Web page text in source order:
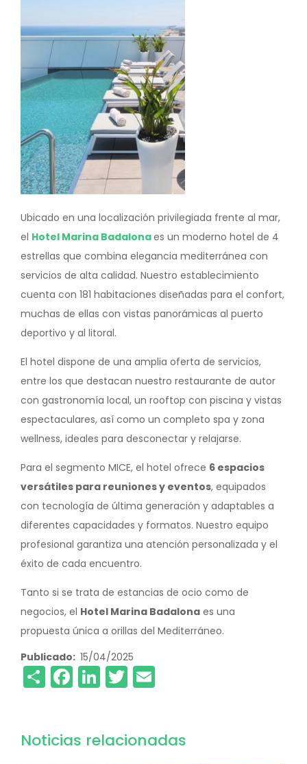
Ubicado en una localización privilegiada frente al mar,
el Hotel Marina Badalonaes un moderno hotel de 4
estrellas que combina elegancia mediterránea con
servicios de alta calidad. Nuestro establecimiento
cuenta con 181 habitaciones diseñadas para el confort,
muchas de ellas con vistas panorámicas al puerto
deportivo y al litoral.
El hotel dispone de una amplia oferta de servicios,
entre los que destacan nuestro restaurante de autor
con gastronomía local, un rooftop con piscina y vistas
espectaculares, así como un completo spa y zona
wellness, ideales para desconectar y relajarse.
Para el segmento MICE, el hotel ofrece 6 espacios
versátiles para reuniones y eventos, equipados
con tecnología de última generación y adaptables a
diferentes capacidades y formatos. Nuestro equipo
profesional garantiza una atención personalizada y el
éxito de cada encuentro.
Tanto si se trata de estancias de ocio como de
negocios, el Hotel Marina Badalona es una
propuesta única a orillas del Mediterráneo.
Publicado 15/04/2025
ShareFacebook
LinkedIn
Twitter
Noticias relacionadas